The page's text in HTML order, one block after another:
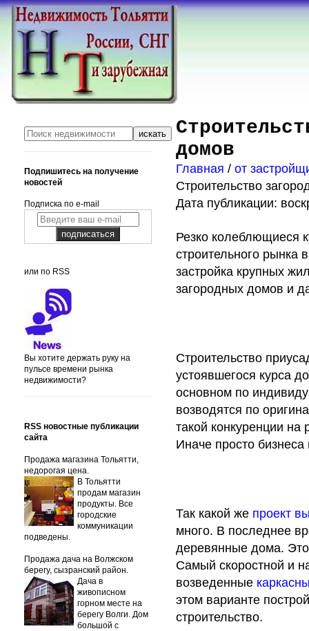
домов
Главная / от
Строительство
Дата публикации:
Резко колеблющиеся
строительного рынка
застройка крупных
загородных домов и
Строительство
устоявшегося курса
основном по
возводятся по
такой конкуренции на
Иначе просто
Так какой же проект
много. В последнее
деревянные дома.
Самый скоростной и
возведенные
этом варианте
строительство.
Подпишитесь на получение
новостей
Подписка по e-mail
или по RSS
Вы хотите держать руку на
пульсе времени рынка
недвижимости?
RSS новостные публикации
сайта
Продажа магазина Тольятти,
недорогая цена.
В Тольятти
продам магазин
продукты. Все
городские
коммуникации
подведены.
Продажа дача на Волжском
берегу, сызранский район.
Дача в
живописном
горном месте на
берегу Волги. Дом
большой с